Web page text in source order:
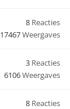
8 Reacties
17467Weergaves
3 Reacties
6106Weergaves
8 Reacties